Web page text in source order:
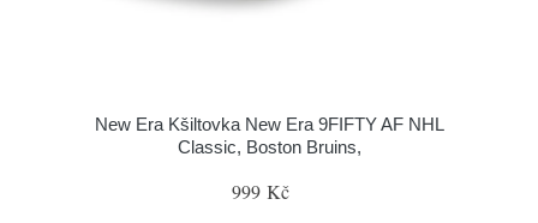
New Era Kšiltovka New Era 9FIFTY AF NHL
Classic, Boston Bruins,
999 Kč